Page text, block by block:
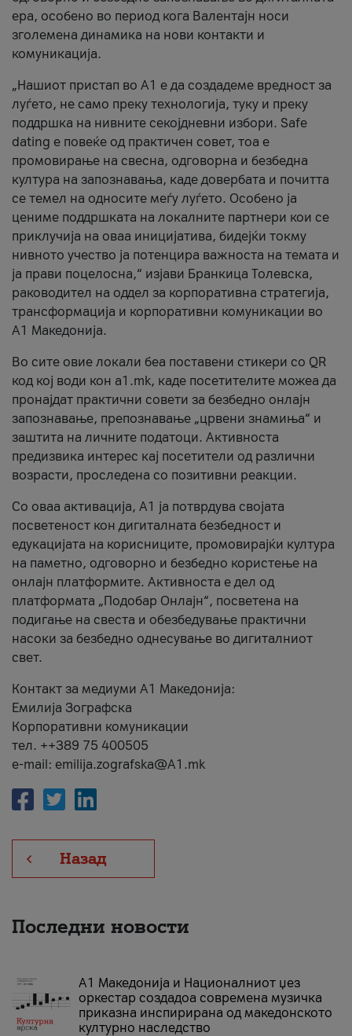
ера, особено во период кога Валентајн носи
зголемена динамика на нови контакти и
комуникација.
„Нашиот пристап во А1 е да создадеме вредност за
луѓето, не само преку технологија, туку и преку
поддршка на нивните секојдневни избори. Safe
dating е повеќе од практичен совет, тоа е
промовирање на свесна, одговорна и безбедна
култура на запознавања, каде довербата и почитта
се темел на односите меѓу луѓето. Особено ја
цениме поддршката на локалните партнери кои се
приклучија на оваа иницијатива, бидејќи токму
нивното учество ја потенцира важноста на темата и
ја прави поцелосна,“ изјави Бранкица Толевска,
раководител на оддел за корпоративна стратегија,
трансформација и корпоративни комуникации во
А1 Македонија.
Во сите овие локали беа поставени стикери со QR
код кој води кон a1.mk, каде посетителите можеа да
пронајдат практични совети за безбедно онлајн
запознавање, препознавање „црвени знамиња“ и
заштита на личните податоци. Активноста
предизвика интерес кај посетители од различни
возрасти, проследена со позитивни реакции.
Со оваа активација, А1 ја потврдува својата
посветеност кон дигиталната безбедност и
едукацијата на корисниците, промовирајќи култура
на паметно, одговорно и безбедно користење на
онлајн платформите. Активноста е дел од
платформата „Подобар Онлајн“, посветена на
подигање на свеста и обезбедување практични
насоки за безбедно однесување во дигиталниот
свет.
Контакт за медиуми А1 Македонија:
Емилија Зографска
Корпоративни комуникации
тел. ++389 75 400505
e-mail: emilija.zografska@A1.mk
Назад
Последни новости
А1 Македонија и Националниот џез
оркестар создадоа современа музичка
приказна инспирирана од македонското
културно наследство